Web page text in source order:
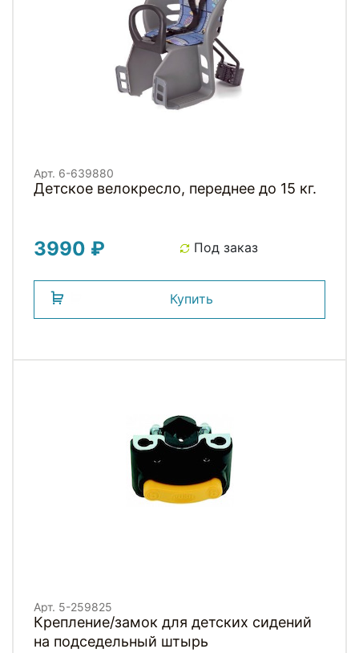
Арт. 6-639880
Детское велокресло, переднее до 15 кг.
3990 ₽ Под заказ
Купить
Арт. 5-259825
Крепление/замок для детских сидений
на подседельный штырь